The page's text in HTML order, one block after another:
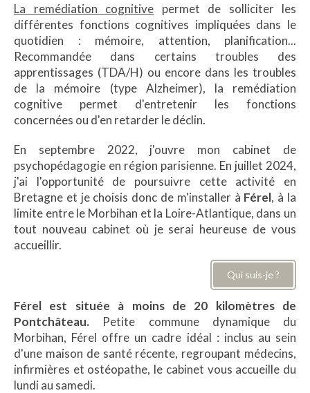
La remédiation cognitive permet de solliciter les
différentes fonctions cognitives impliquées dans le
quotidien : mémoire, attention, planification...
Recommandée dans certains troubles des
apprentissages (TDA/H) ou encore dans les troubles
de la mémoire (type Alzheimer), la remédiation
cognitive permet d'entretenir les fonctions
concernées ou d'en retarder le déclin.
En septembre 2022, j'ouvre mon cabinet de
psychopédagogie en région parisienne. En juillet 2024,
j'ai l'opportunité de poursuivre cette activité en
Bretagne et je choisis donc de m'installer à Férel, à la
limite entre le Morbihan et la Loire-Atlantique, dans un
tout nouveau cabinet où je serai heureuse de vous
accueillir.
Qui suis-je ?
Férel est située à moins de 20 kilomètres de
Pontchâteau. Petite commune dynamique du
Morbihan, Férel offre un cadre idéal : inclus au sein
d'une maison de santé récente, regroupant médecins,
infirmières et ostéopathe, le cabinet vous accueille du
lundi au samedi.